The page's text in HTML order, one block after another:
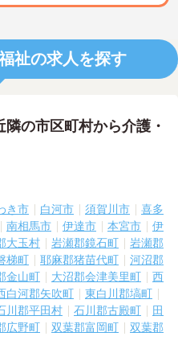
祉の求人を探す
の市区町村から介護・
き市 白河市 須賀川市
喜多
南相馬市 伊達市 本宮市
伊
大玉村 岩瀬郡鏡石町
岩瀬郡
梯町 耶麻郡猪苗代町
河沼郡
金山町 大沼郡会津美里町
西
白河郡矢吹町
東白川郡塙町
川郡平田村 石川郡古殿町
田
広野町 双葉郡富岡町
双葉郡